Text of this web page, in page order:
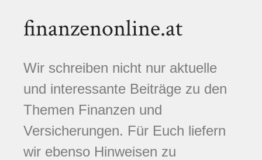
finanzenonline.at
Wir schreiben nicht nur aktuelle
und interessante Beiträge zu den
Themen Finanzen und
Versicherungen. Für Euch liefern
wir ebenso Hinweisen zu